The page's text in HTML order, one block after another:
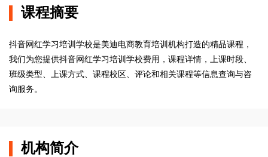
课程摘要
抖音网红学习培训学校是美迪电商教育培训机构打造的精品课程，
我们为您提供抖音网红学习培训学校费用，课程详情，上课时段、
班级类型、上课方式、课程校区、评论和相关课程等信息查询与咨
询服务。
机构简介